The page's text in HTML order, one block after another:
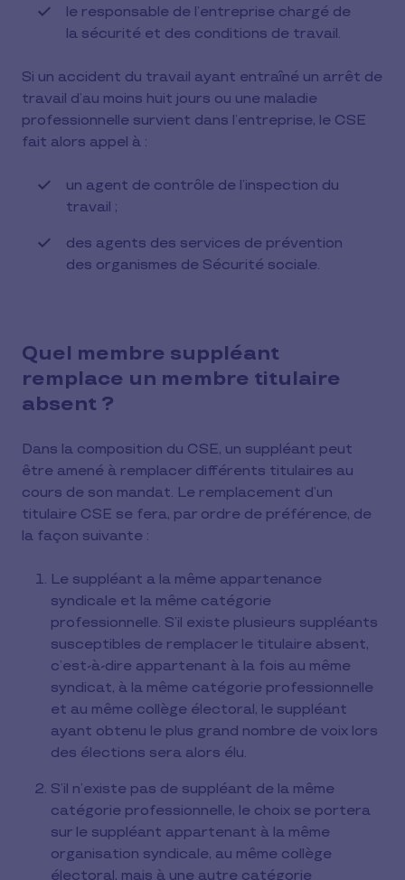
le responsable de l’entreprise chargé de
la sécurité et des conditions de travail.
Si un accident du travail ayant entraîné un arrêt de
travail d’au moins huit jours ou une maladie
professionnelle survient dans l’entreprise, le CSE
fait alors appel à :
un agent de contrôle de l’inspection du
travail ;
des agents des services de prévention
des organismes de Sécurité sociale.
Quel membre suppléant
remplace un membre titulaire
absent ?
Dans la composition du CSE, un suppléant peut
être amené à remplacer différents titulaires au
cours de son mandat. Le remplacement d’un
titulaire CSE se fera, par ordre de préférence, de
la façon suivante :
Le suppléant a la même appartenance
syndicale et la même catégorie
professionnelle. S’il existe plusieurs suppléants
susceptibles de remplacer le titulaire absent,
c’est-à-dire appartenant à la fois au même
syndicat, à la même catégorie professionnelle
et au même collège électoral, le suppléant
ayant obtenu le plus grand nombre de voix lors
des élections sera alors élu.
S’il n’existe pas de suppléant de la même
catégorie professionnelle, le choix se portera
sur le suppléant appartenant à la même
organisation syndicale, au même collège
électoral, mais à une autre catégorie